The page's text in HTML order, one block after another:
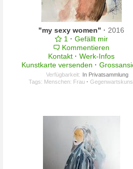
"my sexy women" · 2016
1 · Gefällt mir
Kommentieren
Kontakt · Werk-Infos
Kunstkarte versenden ·
Verfügbarkeit: In Privatsammlung
Tags: Menschen: Frau ·